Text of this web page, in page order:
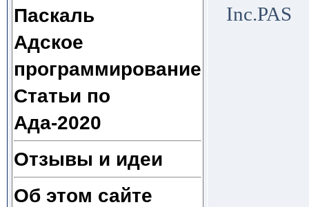
Паскаль
Адское
программирование
Статьи по
Ада-2020
Отзывы и идеи
Об этом сайте
Inc.PAS